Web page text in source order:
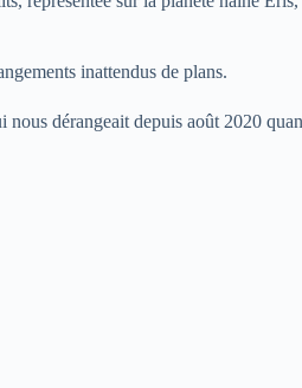
inattendus de plans.
dérangeait depuis août 2020